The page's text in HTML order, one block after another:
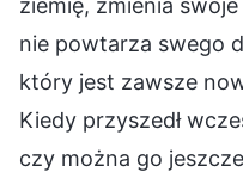
nie powtarza swego
który jest zawsze
Kiedy przyszedł
czy można go